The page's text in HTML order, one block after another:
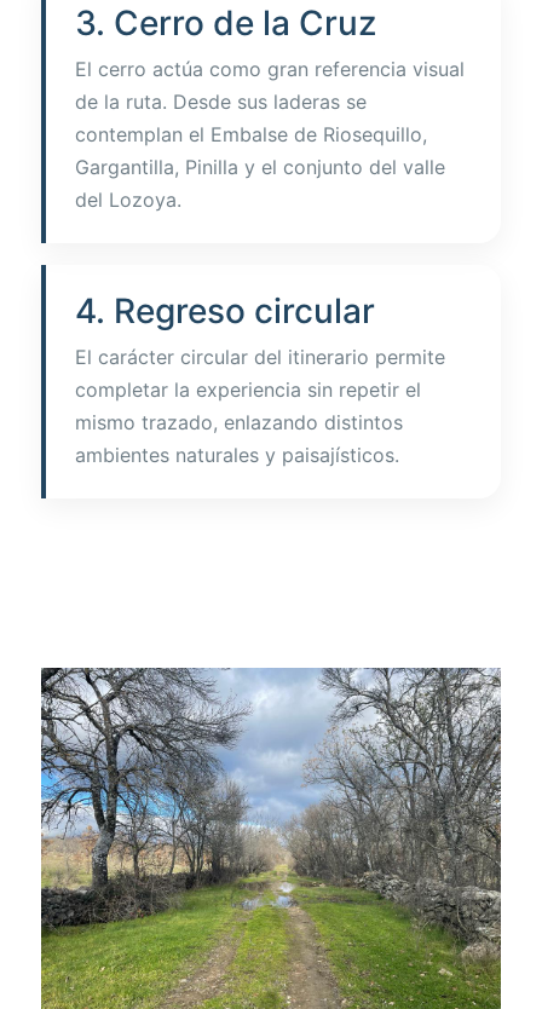
3. Cerro de la Cruz
El cerro actúa como gran referencia visual
de la ruta. Desde sus laderas se
contemplan el Embalse de Riosequillo,
Gargantilla, Pinilla y el conjunto del valle
del Lozoya.
4. Regreso circular
El carácter circular del itinerario permite
completar la experiencia sin repetir el
mismo trazado, enlazando distintos
ambientes naturales y paisajísticos.